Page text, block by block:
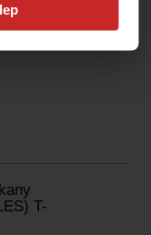
T-